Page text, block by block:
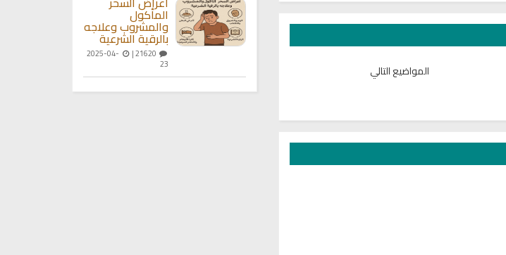
المواضيع التالي
المأكول
والمشروب وعلاجه
بالرقية الشرعية
2025-04-
23